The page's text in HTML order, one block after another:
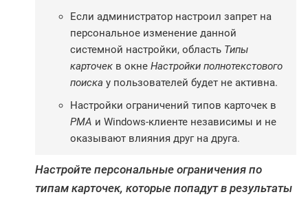
Если администратор настроил запрет на
персональное изменение данной
системной настройки, область Типы
карточек в окне Настройки полнотекстового
поиска у пользователей будет не активна.
Настройки ограничений типов карточек в
РМА и Windows-клиенте независимы и не
оказывают влияния друг на друга.
Настройте персональные ограничения по
типам карточек, которые попадут в результаты